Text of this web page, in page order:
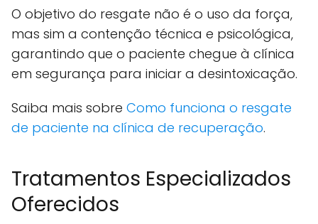
O objetivo do resgate não é o uso da força,
mas sim a contenção técnica e psicológica,
garantindo que o paciente chegue à clínica
em segurança para iniciar a desintoxicação.
Saiba mais sobre Como funciona o resgate
de paciente na clínica de recuperação.
Tratamentos Especializados
Oferecidos